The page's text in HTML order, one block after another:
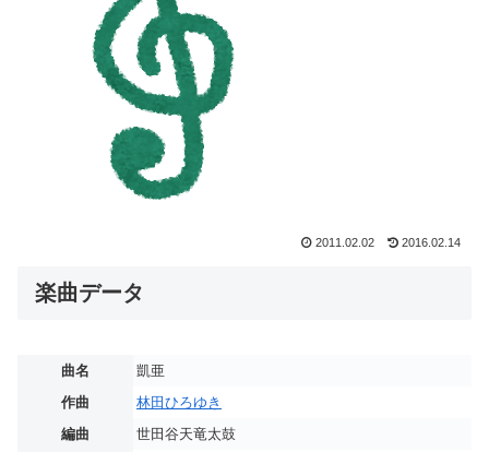
2011.02.02 2016.02.14
楽曲データ
曲名
凱亜
作曲
林田ひろゆき
編曲
世田谷天竜太鼓